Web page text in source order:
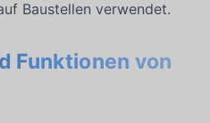
Baustellen verwendet.
Funktionen von